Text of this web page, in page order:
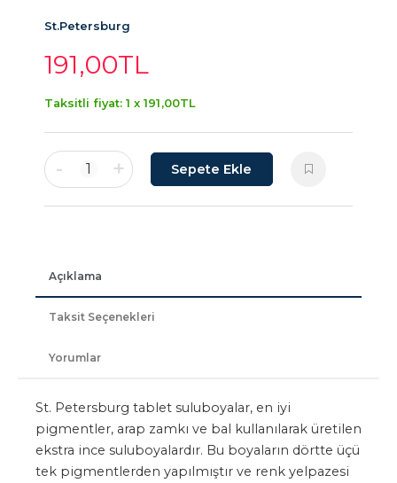
St.Petersburg
191,00TL
Taksitli fiyat: 1 x 191 ,00TL
- 1 + Sepete Ekle
Açıklama
Taksit Seçenekleri
Yorumlar
St. Petersburg tablet suluboyalar, en iyi
pigmentler, arap zamkı ve bal kullanılarak üretilen
ekstra ince suluboyalardır. Bu boyaların dörtte üçü
tek pigmentlerden yapılmıştır ve renk yelpazesi